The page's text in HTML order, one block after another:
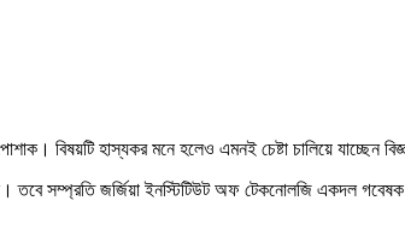
বিষয়টি হাস্যকর মনে হলেও এমনই চেষ্টা চালিয়ে যাচ্ছেন
তবে সম্প্রতি জর্জিয়া ইনস্টিটিউট অফ টেকনোলজি একদল